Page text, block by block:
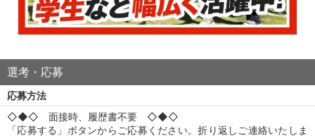
選考・応募
応募方法
◇◆◇ 面接時、履歴書不要 ◇◆◇
「応募する」ボタンからご応募ください。折り返しご連絡いたしま